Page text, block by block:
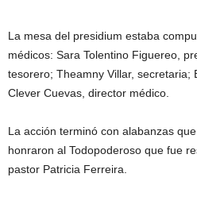
La mesa del presidium estaba
médicos: Sara Tolentino Figuereo,
tesorero; Theamny Villar, secretaria;
Clever Cuevas, director médico.
La acción terminó con alabanzas
honraron al Todopoderoso que fue
pastor Patricia Ferreira.